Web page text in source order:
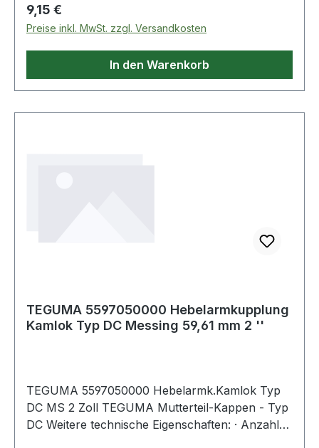
Regulärer Preis:
9,15 €
Preise inkl. MwSt. zzgl. Versandkosten
In den Warenkorb
TEGUMA 5597050000 Hebelarmkupplung
Kamlok Typ DC Messing 59,61 mm 2 ''
TEGUMA 5597050000 Hebelarmk.Kamlok Typ
DC MS 2 Zoll TEGUMA Mutterteil-Kappen - Typ
DC Weitere technische Eigenschaften: · Anzahl